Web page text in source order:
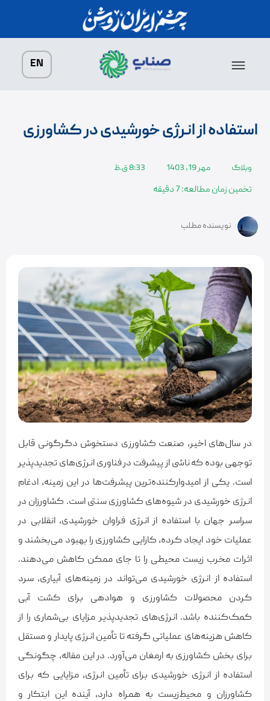
EN
استفاده از انرژی خورشیدی در کشاورزی
وبلاگ مهر 19, 1403 8:33 ق.ظ
تخمین زمان مطالعه: 7 دقیقه
نویسنده مطلب
در سال‌های اخیر، صنعت کشاورزی دستخوش دگرگونی قابل
توجهی بوده که ناشی از پیشرفت در فناوری انرژی‌های تجدیدپذیر
است. یکی از امیدوارکننده‌ترین پیشرفت‌ها در این زمینه، ادغام
انرژی خورشیدی در شیوه‌های کشاورزی سنتی است. کشاورزان در
سراسر جهان با استفاده از انرژی فراوان خورشیدی، انقلابی در
عملیات خود ایجاد کرده، کارایی کشاورزی را بهبود می‌‌بخشند و
اثرات مخرب زیست محیطی را تا جای ممکن کاهش می‌دهند.
استفاده از انرژی خورشیدی می‌تواند در زمینه‌های آبیاری، سرد
کردن محصولات کشاورزی و هوادهی برای کشت آبی
کمک‌کننده باشد. انرژی‌های تجدیدپذیر مزایای بی‌شماری را از
کاهش هزینه‌های عملیاتی گرفته تا تأمین انرژی پایدار و مستقل
برای بخش کشاورزی به ارمغان می‌آورد. در این مقاله، چگونگی
استفاده از انرژی خورشیدی برای تأمین انرژی، مزایایی که برای
کشاورزان و محیط‌زیست به همراه دارد، آینده‌ این ابتکار و